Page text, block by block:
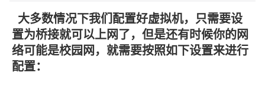
大多数情况下我们配置好虚拟机，只需要设
置为桥接就可以上网了，但是还有时候你的网
络可能是校园网，就需要按照如下设置来进行
配置：